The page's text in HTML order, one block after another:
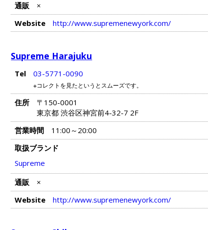
通販
×
Website
http://www.supremenewyork.com/
Supreme Harajuku
Tel 03-5771-0090
※コレクトを見たというとスムーズです。
住所
〒150-0001
東京都 渋谷区神宮前4-32-7 2F
営業時間
11:00～20:00
取扱ブランド
Supreme
通販
×
Website
http://www.supremenewyork.com/